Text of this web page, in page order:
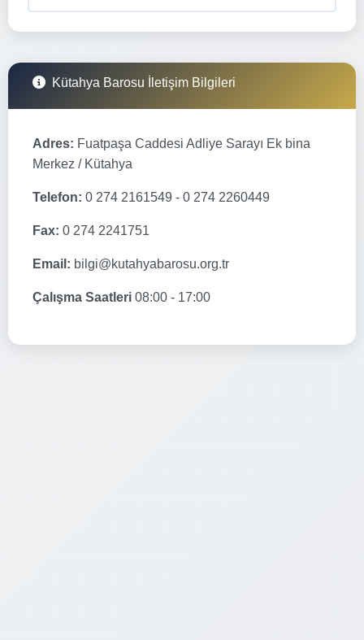
Kütahya Barosu İletişim Bilgileri
Adres: Fuatpaşa Caddesi Adliye Sarayı Ek bina
Merkez / Kütahya
Telefon: 0 274 2161549 - 0 274 2260449
Fax: 0 274 2241751
Email: bilgi@kutahyabarosu.org.tr
Çalışma Saatleri 08:00 - 17:00